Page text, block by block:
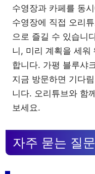
수영장과 카페를 동
수영장에 직접 오리
으로 즐길 수 있습니
니, 미리 계획을 세워
합니다. 가평 블루샤
지금 방문하면 기다
니다. 오리튜브와 함
보세요.
자주 묻는 질